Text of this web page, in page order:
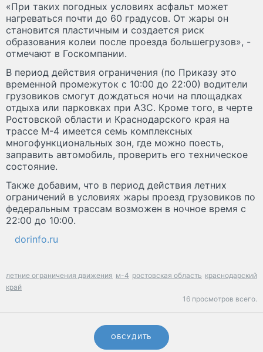
«При таких погодных условиях асфальт может
нагреваться почти до 60 градусов. От жары он
становится пластичным и создается риск
образования колеи после проезда большегрузов», -
отмечают в Госкомпании.
В период действия ограничения (по Приказу это
временной промежуток с 10:00 до 22:00) водители
грузовиков смогут дождаться ночи на площадках
отдыха или парковках при АЗС. Кроме того, в черте
Ростовской области и Краснодарского края на
трассе М-4 имеется семь комплексных
многофункциональных зон, где можно поесть,
заправить автомобиль, проверить его техническое
состояние.
Также добавим, что в период действия летних
ограничений в условиях жары проезд грузовиков по
федеральным трассам возможен в ночное время с
22:00 до 10:00.
dorinfo.ru
летние ограничения движения м-4 ростовская область краснодарский
край
16 просмотров всего.
ОБСУДИТЬ